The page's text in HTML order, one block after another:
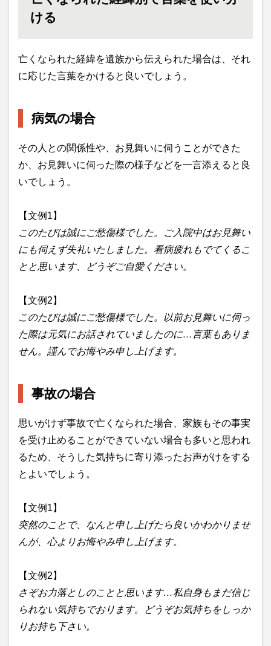
ける
亡くなられた経緯を遺族から伝えられた場合は、それ
に応じた言葉をかけると良いでしょう。
病気の場合
その人との関係性や、お見舞いに伺うことができた
か、お見舞いに伺った際の様子などを一言添えると良
いでしょう。
【文例1】
このたびは誠にご愁傷様でした。ご入院中はお見舞い
にも伺えず失礼いたしました。看病疲れもでてくるこ
とと思います、どうぞご自愛ください。
【文例2】
このたびは誠にご愁傷様でした。以前お見舞いに伺っ
た際は元気にお話されていましたのに…言葉もありま
せん。謹んでお悔やみ申し上げます。
事故の場合
思いがけず事故で亡くなられた場合、家族もその事実
を受け止めることができていない場合も多いと思われ
るため、そうした気持ちに寄り添ったお声がけをする
とよいでしょう。
【文例1】
突然のことで、なんと申し上げたら良いかわかりませ
んが、心よりお悔やみ申し上げます。
【文例2】
さぞお力落としのことと思います…私自身もまだ信じ
られない気持ちでおります。どうぞお気持ちをしっか
りお持ち下さい。